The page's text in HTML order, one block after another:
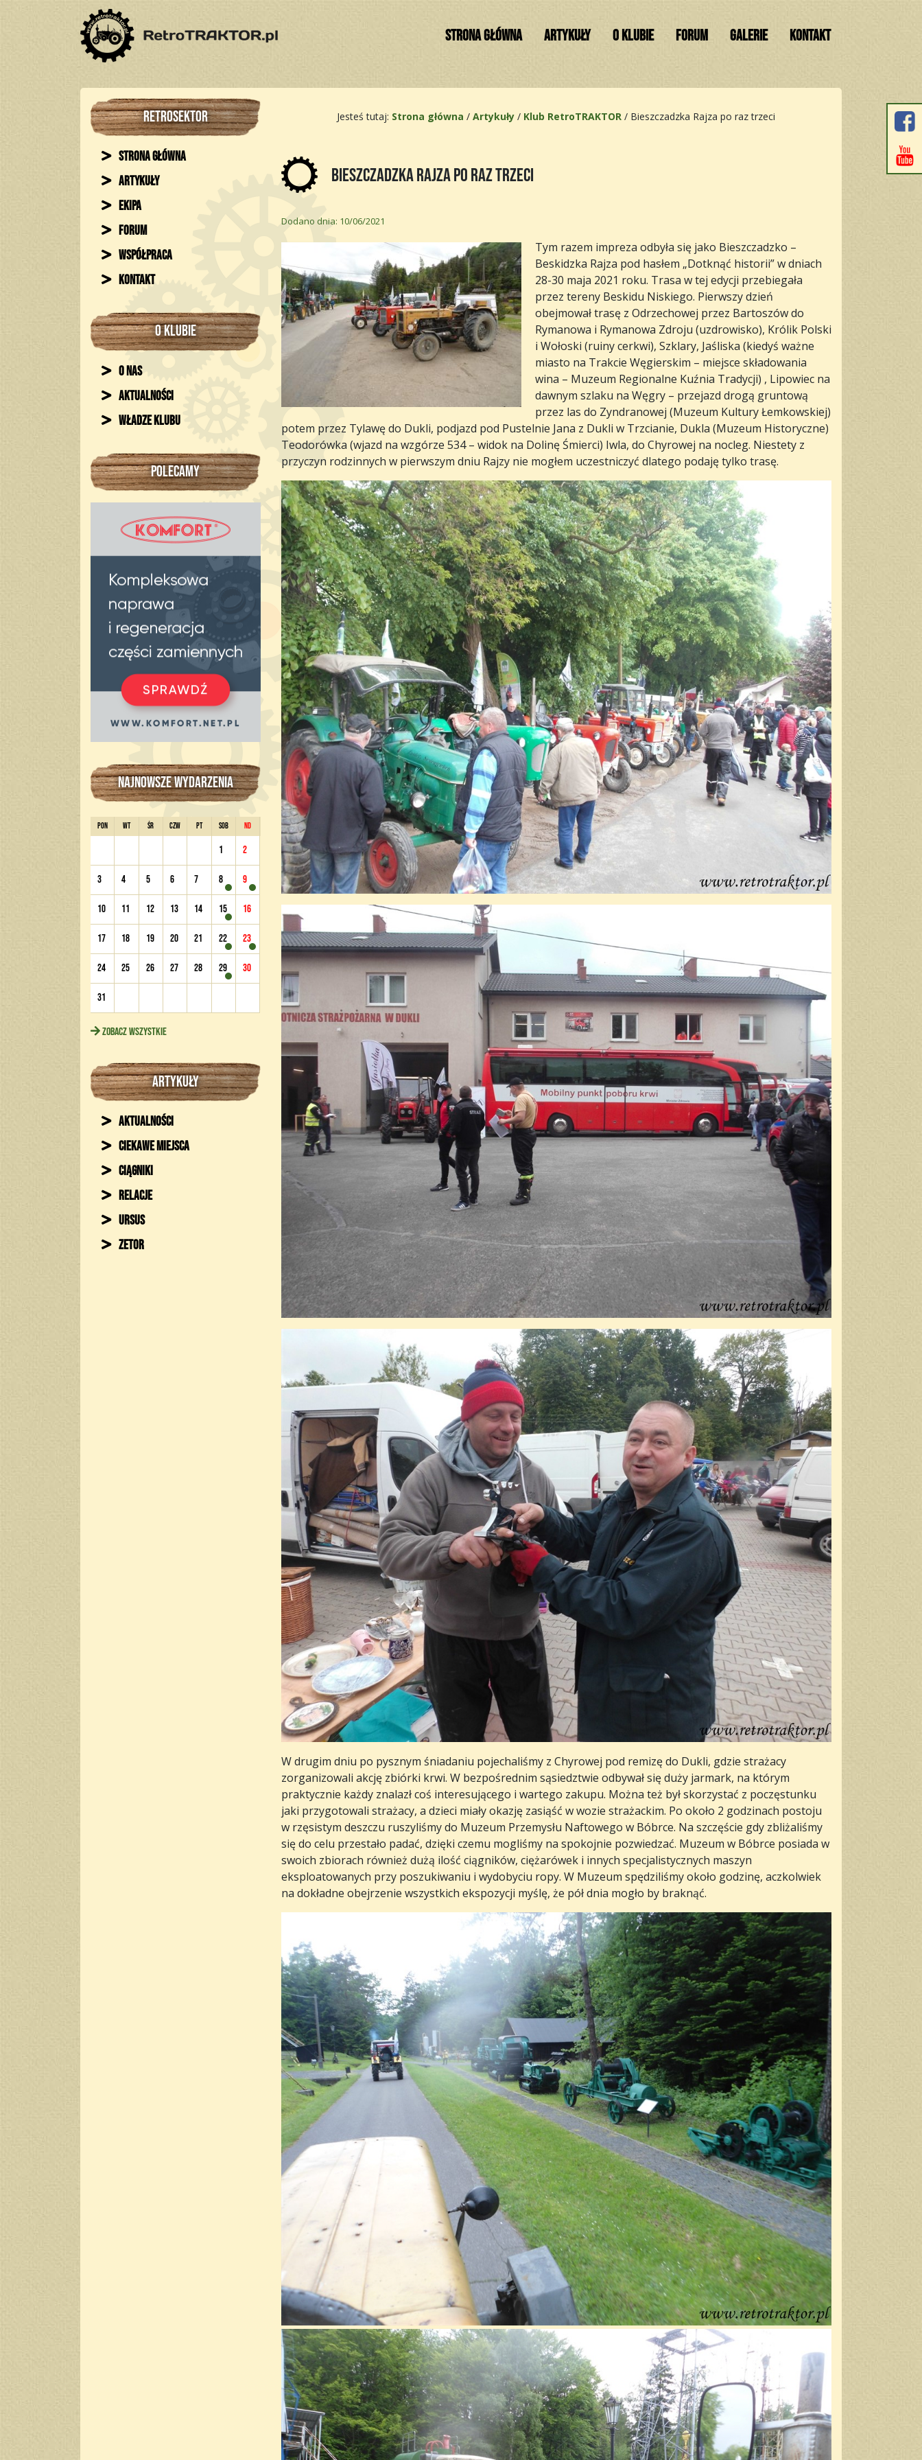
STRONA GŁÓWNA ARTYKUŁY O KLUBIE FORUM GALERIE KONTAKT
RETROSEKTOR
Strona główna
Artykuły
Ekipa
Forum
Współpraca
Kontakt
O KLUBIE
O nas
Aktualności
Władze klubu
POLECAMY
NAJNOWSZE WYDARZENIA
PON WT ŚR CZW PT SOB ND
1 2
3 4 5 6 7 8 9
10 11 12 13 14 15 16
17 18 19 20 21 22 23
24 25 26 27 28 29 30
31
Zobacz wszystkie
ARTYKUŁY
Aktualności
Ciekawe miejsca
Ciągniki
Relacje
Ursus
Zetor
Jesteś tutaj: Strona główna /Artykuły / Klub RetroTRAKTOR / Bieszczadzka Rajza po raz trzeci
Bieszczadzka Rajza po raz trzeci
Dodano dnia: 10/06/2021
Tym razem impreza odbyła się jako Bieszczadzko –
Beskidzka Rajza pod hasłem „Dotknąć historii” w dniach
28-30 maja 2021 roku. Trasa w tej edycji przebiegała
przez tereny Beskidu Niskiego. Pierwszy dzień
obejmował trasę z Odrzechowej przez Bartoszów do
Rymanowa i Rymanowa Zdroju (uzdrowisko), Królik Polski
i Wołoski (ruiny cerkwi), Szklary, Jaśliska (kiedyś ważne
miasto na Trakcie Węgierskim – miejsce składowania
wina – Muzeum Regionalne Kuźnia Tradycji) , Lipowiec na
dawnym szlaku na Węgry – przejazd drogą gruntową
przez las do Zyndranowej (Muzeum Kultury Łemkowskiej)
potem przez Tylawę do Dukli, podjazd pod Pustelnie Jana z Dukli w Trzcianie, Dukla (Muzeum Historyczne)
Teodorówka (wjazd na wzgórze 534 – widok na Dolinę Śmierci) Iwla, do Chyrowej na nocleg. Niestety z
przyczyn rodzinnych w pierwszym dniu Rajzy nie mogłem uczestniczyć dlatego podaję tylko trasę.
W drugim dniu po pysznym śniadaniu pojechaliśmy z Chyrowej pod remizę do Dukli, gdzie strażacy
zorganizowali akcję zbiórki krwi. W bezpośrednim sąsiedztwie odbywał się duży jarmark, na którym
praktycznie każdy znalazł coś interesującego i wartego zakupu. Można też był skorzystać z poczęstunku
jaki przygotowali strażacy, a dzieci miały okazję zasiąść w wozie strażackim. Po około 2 godzinach postoju
w rzęsistym deszczu ruszyliśmy do Muzeum Przemysłu Naftowego w Bóbrce. Na szczęście gdy zbliżaliśmy
się do celu przestało padać, dzięki czemu mogliśmy na spokojnie pozwiedzać. Muzeum w Bóbrce posiada w
swoich zbiorach również dużą ilość ciągników, ciężarówek i innych specjalistycznych maszyn
eksploatowanych przy poszukiwaniu i wydobyciu ropy. W Muzeum spędziliśmy około godzinę, aczkolwiek
na dokładne obejrzenie wszystkich ekspozycji myślę, że pół dnia mogło by braknąć.